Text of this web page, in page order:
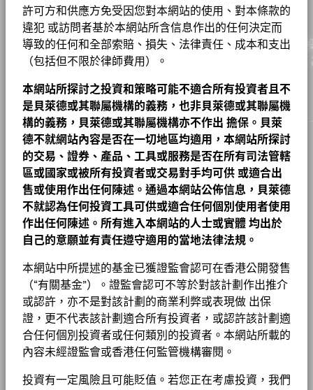
許可方和供應方免受因您對本網站的使用、對本條款的
違犯 或訪問者基於本網站所含信息作出的任何決定而
導致的任何和全部索賠、損失、法律責任、成本和支出
（包括但不限於律師費用）。
本網站所探討之投資和策略可能不適合所有投資者且不
是貝萊德或其聯屬機構的義務，也非貝萊德或其聯屬機
構的義務，貝萊德或其聯屬機構亦不作出 擔保。貝萊
德不就網站內容是否在一切地區均適用，本網站所探討
的交易、證券、產品、工具或服務是否在所有司法管轄
區或國家或被所有投資者或交易對手均可供 或適合出
售或使用作出任何陳述。通過本網站公佈信息，貝萊德
不就認為任何投資工具可供或適合任何個別使用者使用
作出任何陳述。所有進入本網站的人士或實體 均出於
自己的意願並有責任遵守適用的當地法律法規。
本網站中所提述的基金已獲證監會認可在香港公開發售
（“有關基金”）。證監會認可不等於對該計劃作出推介
或認許，亦不是對該計劃的商業利弊或表現做 出保
證，更不代表該計劃適合所有投資者，或認許該計劃適
合任何個別投資者或任何類別的投資者。本網站所載的
內容未經證監會或香港任何監管機構審閱。
投資有一定風險且可能貶值。若您正在考慮投資，我們
Values
年度回報(%) 參考指標 1
2016201720182019202020212022202320242025
-40
-20
0
20
End of interactive chart.
在此期間內的業績表現是在不再適用的情況下達致的。
2016 2017 2018 2019 2020 2021 2022
年度
回報
(%)
CHF
26.61 -1.97 -22.95 8.48 -28.86 40.28 37.15
參考
最低其後投資額
USD 1000
註冊地點
盧森堡
管理公司
BlackRock (Luxembourg) S.A.
交易結算日
交易日 + 3 日
彭博代號
BGWED2C
香港證監會認可ESG基金
否
股份成立日期
2012年10月25日
貨幣(本地)
CHF
資產類別
股票
SFDR分類
其他
管理費 (部分基金/股份類別包括
分銷費)
1.00%
最低首次投資額
USD 100000
收入用途
累積
截至 2026年6月30日
CHEVRON CORP
8.32
VALERO ENERGY CORPORATION
5.09
MARATHON PETROLEUM CORP
WILLIAMS COMPANIES INC
4.86
TARGA RESOURCES CORP
4.84
TC ENERGY CORP
4.77
CHENIERE ENERGY INC
4.25
基金以主動方式管理，而其成分將會變動。所示持倉僅供說明用
途，不應視作買賣有關證券的建議。基金細節、持倉和特色均截至
所示日期並可予更改。
投資或會更改
綜合
40.34 38.28
2.05
運輸
23.99 20.52
3.47
煉油及營銷
9.98 10.06
-0.08
石油服務
9.21 7.48
1.73
煤及鈾
2.37 1.76
0.61
現金及衍生產品
1.36 0.00 1.36
負比重可能是因特定情況（包括基金購入證券的交易和結算日時
差）及／或為增加或減少市場風險及／或風險管理而利用若干金融
工具（包括衍生工具）所致。投資分佈或會更改。 由於四捨五
入，總額可能不等於100%。
A2
USD 34.79 0.24 0.69
2026年8月5日
A2
EUR 30.14 0.15 0.50
2026年8月5日
A2 對沖股份
EUR 8.24 0.06
A2 對沖股份
SGD 8.84 0.06 0.68
2026年8月5日
A2 對沖股份
HKD 15.34 0.11 0.72
2026年8月5日
A2 對沖股份
AUD 12.22 0.09 0.74
2026年8月5日
A2 對沖股份
CHF 8.29 0.06 0.73
2026年8月5日
A4
GBP 22.67 0.13 0.58
2026年8月5日
A4
EUR 26.52 0.13 0.49 2026年8月5日
1 至 10 全部: 20 Previous
1 2
除特別註明外，所有資料截至月底。
Alastair Bishop
Mark Hume
貝萊德世界能源基金 D2 對沖股份 瑞士法郎 基金
基金章程
貝萊德全球基金 – 基⾦產品資料概要
貝萊德世界能源基金產品資料概要
BGF股息組成資料 (每月)
貝萊德全球基金 - 最新每季派息
貝萊德全球基金 - 最新每月派息
作為一家全球投資管理公司及客戶的信託人，貝萊德致力為
實現財務幸福。自1999年以來，我們憑藉領先的金融科技，
集團
工作機會
新聞中心
投資者關係
法律通知
條款及細則
私隱通知
業務連續性
詐騙提示